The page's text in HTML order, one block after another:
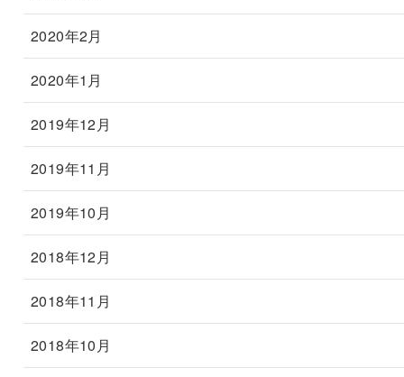
2020年2月
2020年1月
2019年12月
2019年11月
2019年10月
2018年12月
2018年11月
2018年10月